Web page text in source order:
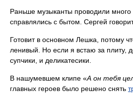
Раньше музыканты проводили
справлялись с бытом. Сергей
Готовит в основном Лешка, потому
ленивый. Но если я встаю за плиту,
супчики, и деликатесики.
В нашумевшем клипе «А он тебя
главных героев было решено снять